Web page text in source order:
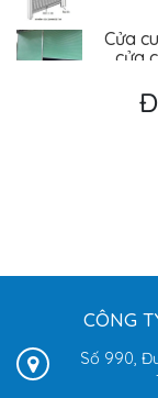
Cửa
cửa
CÔNG
Số 990,